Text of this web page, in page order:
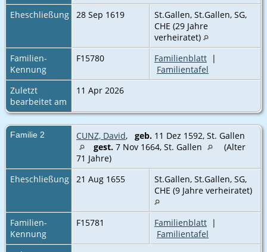
Eheschließung
28 Sep 1619
St.Gallen, St.Gallen, SG,
CHE (29 Jahre
verheiratet)
Familien-
Kennung
F15780 Familienblatt |
Familientafel
Zuletzt
bearbeitet am
11 Apr 2026
Familie 2 CUNZ, David, geb. 11 Dez 1592, St. Gallen
gest. 7 Nov 1664, St. Gallen
(Alter
71 Jahre)
Eheschließung
21 Aug 1655
St.Gallen, St.Gallen, SG,
CHE (9 Jahre verheiratet)
Familien-
Kennung
F15781 Familienblatt |
Familientafel